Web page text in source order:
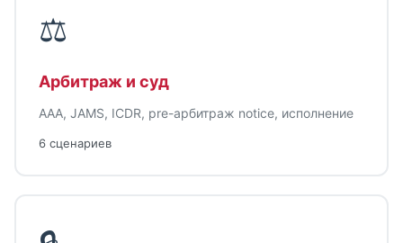
⚖
Арбитраж и суд
AAA, JAMS, ICDR, pre-арбитраж notice, исполнение
6 сценариев